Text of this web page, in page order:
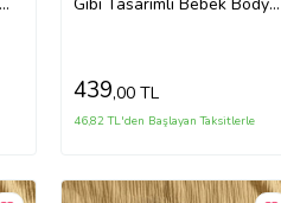
Gibi Tasarımlı Bebek Body
439,00 TL
46,82 TL'den Başlayan Taksitlerle